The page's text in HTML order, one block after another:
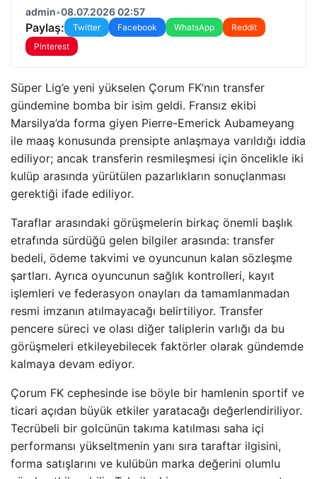
admin•08.07.2026 02:57
Paylaş: Twitter Facebook WhatsApp
Reddit
Pinterest
Süper Lig’e yeni yükselen Çorum FK’nın transfer
gündemine bomba bir isim geldi. Fransız ekibi
Marsilya’da forma giyen Pierre-Emerick Aubameyang
ile maaş konusunda prensipte anlaşmaya varıldığı iddia
ediliyor; ancak transferin resmileşmesi için öncelikle iki
kulüp arasında yürütülen pazarlıkların sonuçlanması
gerektiği ifade ediliyor.
Taraflar arasındaki görüşmelerin birkaç önemli başlık
etrafında sürdüğü gelen bilgiler arasında: transfer
bedeli, ödeme takvimi ve oyuncunun kalan sözleşme
şartları. Ayrıca oyuncunun sağlık kontrolleri, kayıt
işlemleri ve federasyon onayları da tamamlanmadan
resmi imzanın atılmayacağı belirtiliyor. Transfer
pencere süreci ve olası diğer taliplerin varlığı da bu
görüşmeleri etkileyebilecek faktörler olarak gündemde
kalmaya devam ediyor.
Çorum FK cephesinde ise böyle bir hamlenin sportif ve
ticari açıdan büyük etkiler yaratacağı değerlendiriliyor.
Tecrübeli bir golcünün takıma katılması saha içi
performansı yükseltmenin yanı sıra taraftar ilgisini,
forma satışlarını ve kulübün marka değerini olumlu